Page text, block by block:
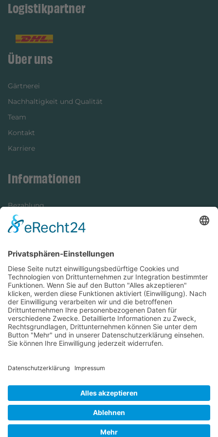
Logistikpartner
Über uns
Gärtnerei
Nachhaltigkeit und Qualität
Team
Kontakt
Karriere
Informationen
Bezahlung
Newsletter
Versandinformationen
Verfügbarkeit/Verträglichkeit
Rechtliches
Widerrufsrecht und Widerrufsformular
Impressum
Datenschutzerklärung
Cookie-Einstellungen
AGB
Streitbeilegungsstelle
Vertrag widerrufen